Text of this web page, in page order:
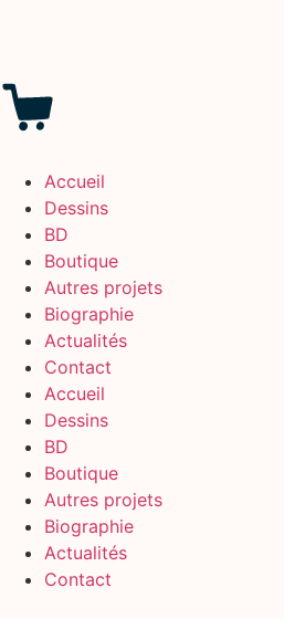
Accueil
Dessins
BD
Boutique
Autres projets
Biographie
Actualités
Contact
Accueil
Dessins
BD
Boutique
Autres projets
Biographie
Actualités
Contact